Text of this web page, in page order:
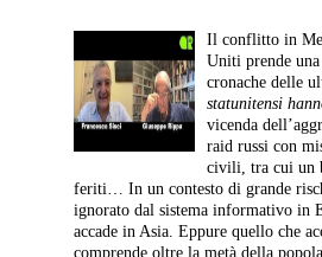
Il conflitto in
Uniti prende
cronache delle
statunitensi
vicenda
raid russi con
civili, tra cui un
feriti… In un contesto di grande
ignorato dal sistema informativo in
accade in Asia. Eppure quello che
comprende oltre la metà della